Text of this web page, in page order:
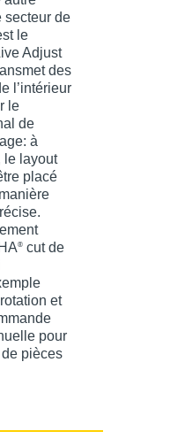
secteur de
le
Adjust
des
l’intérieur
le
de
à
le layout
placé
®cut de
et
pour
pièces